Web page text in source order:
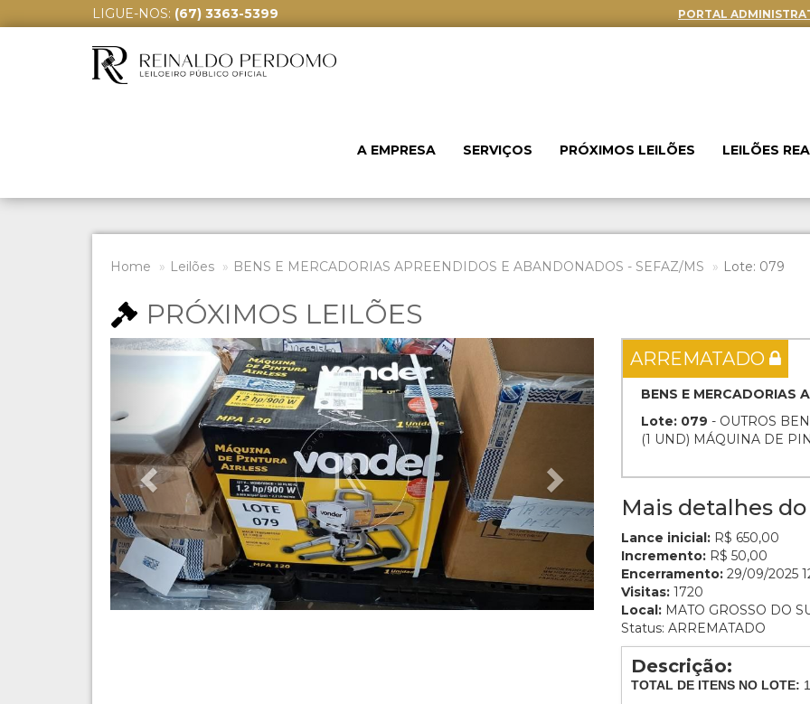
LIGUE-NOS: (67) 3363-5399 PORTAL
A EMPRESA SERVIÇOS PRÓXIMOS LEILÕES LEILÕES
Home Leilões BENS E MERCADORIAS APREENDIDOS E ABANDONADOS - SEFAZ/MS Lote: 079
PRÓXIMOS LEILÕES
Previous ARREMATADO
BENS E MERCADORIAS
Lote: 079 - OUTROS
(1 UND) MÁQUINA DE
Mais detalhes
Lance inicial: R$ 650,00
Incremento: R$ 50,00
Encerramento: 29/09/2025
Visitas: 1720
Local: MATO GROSSO DO
Status: ARREMATADO
Descrição:
TOTAL DE ITENS NO LOTE: